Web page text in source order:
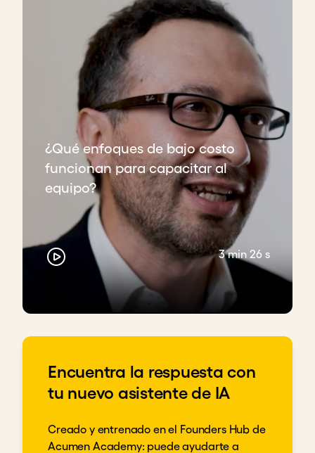
¿Qué enfoques de bajo costo
funcionan para capacitar al
equipo?
3 min 26 s
Encuentra la respuesta con
tu nuevo asistente de IA
Creado y entrenado en el Founders Hub de
Acumen Academy: puede ayudarte a